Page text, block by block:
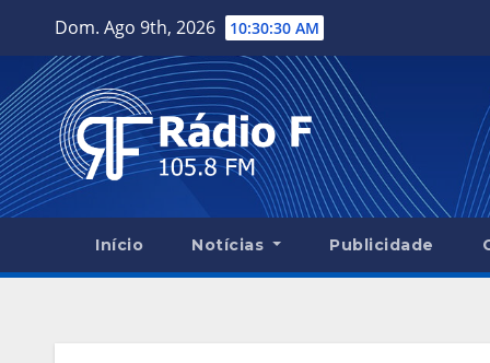
content
Dom. Ago 9th, 2026 10:30:31 AM
Início Notícias Publicidade